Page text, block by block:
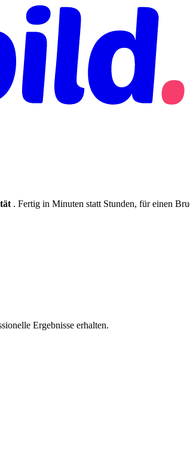
. Fertig in Minuten statt Stunden, für einen
Ergebnisse erhalten.